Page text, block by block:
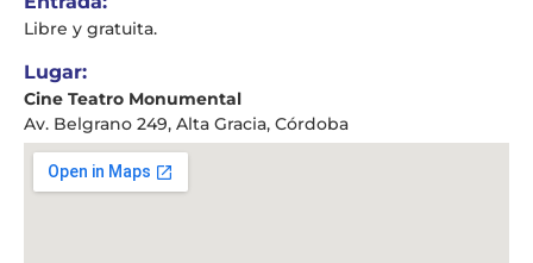
Libre y gratuita.
Lugar:
Cine Teatro Monumental
Av. Belgrano 249, Alta Gracia, Córdoba